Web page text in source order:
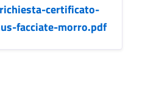
certificato-
facciate-morro.pdf